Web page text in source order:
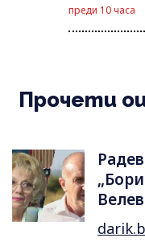
преди 10 часа
Прочети